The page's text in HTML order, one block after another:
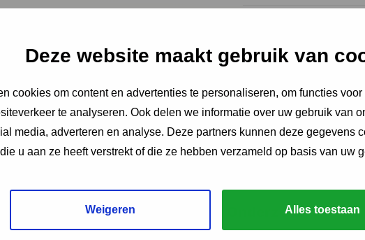
Deze website maakt gebruik van
cookies om content en advertenties te personaliseren, om functies
te analyseren. Ook delen we informatie over uw gebruik van
media, adverteren en analyse. Deze partners kunnen deze gegevens
u aan ze heeft verstrekt of die ze hebben verzameld op basis van uw
Weigeren Alles toestaan
ontvangen?
Interventies Onderzoek